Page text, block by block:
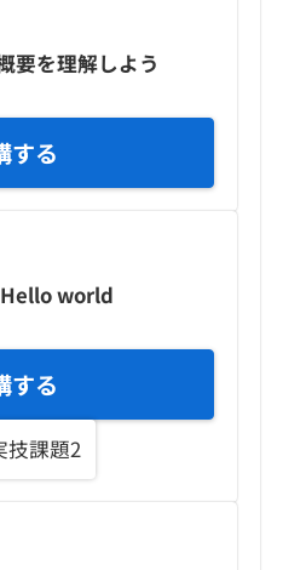
要を理解しよう
する
Hello world
する
技課題2